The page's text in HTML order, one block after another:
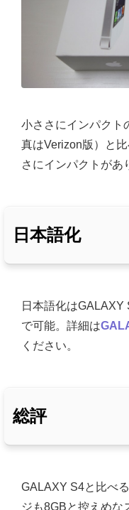
小ささにインパクト
真はVerizon版）と
さにインパクトがあ
日本語化
日本語化は
で可能。詳細は
ください。
総評
GALAXY S4と比べ
ジも8GBと控えめな